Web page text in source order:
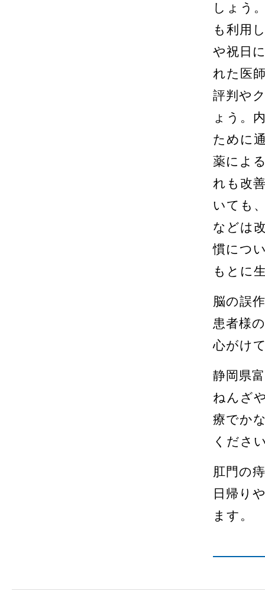
しょう
も利用
や祝日
れた医
評判や
ょう。
ために
薬によ
れも改
いても
などは
慣につ
もとに
脳の誤
患者様
心がけ
静岡県
ねんざ
療でか
くださ
肛門の
日帰り
ます。